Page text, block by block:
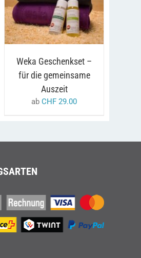
AUSFÜHRUNG WÄHLEN
DIESES
PRODUKT
WEIST
MEHRERE
AUF.
OPTIONEN
KÖNNEN
DER
/ DETAILS
Weka Geschenkset –
für die gemeinsame
Auszeit
ab CHF 29.00